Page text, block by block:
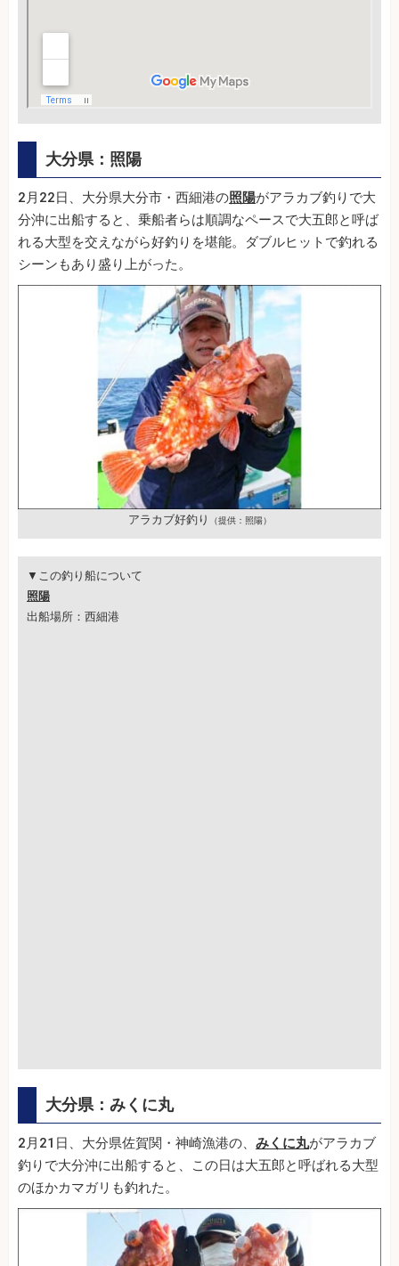
大分県：照陽
2月22日、大分県大分市・西細港の照陽がアラカブ釣りで大
分沖に出船すると、乗船者らは順調なペースで大五郎と呼ば
れる大型を交えながら好釣りを堪能。ダブルヒットで釣れる
シーンもあり盛り上がった。
アラカブ好釣り （提供：照陽）
▼この釣り船について
照陽
出船場所：西細港
大分県：みくに丸
2月21日、大分県佐賀関・神崎漁港の、 みくに丸がアラカブ
釣りで大分沖に出船すると、この日は大五郎と呼ばれる大型
のほかカマガリも釣れた。